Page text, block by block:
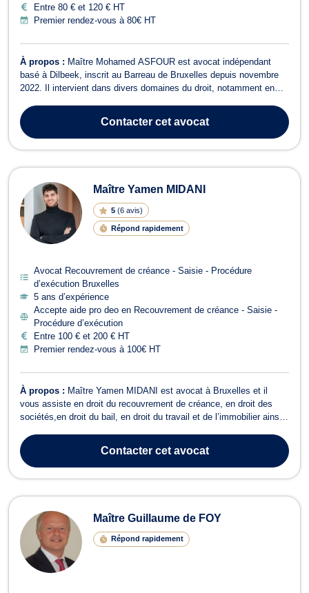
Entre 80 € et 120 € HT
Premier rendez-vous à 80€ HT
À propos : Maître Mohamed ASFOUR est avocat indépendant
basé à Dilbeek, inscrit au Barreau de Bruxelles depuis novembre
2022. Il intervient dans divers domaines du droit, notamment en
Civil, Divorce, Droit du Voisinage, Dommage Corporel et
Responsabilité civile, Droit P...
Contactercet avocat
Maître Yamen MIDANI
5 (6 avis)
Répond rapidement
Avocat Recouvrement de créance - Saisie - Procédure
d’exécution Bruxelles
5 ans d’expérience
Accepte aide pro deo en Recouvrement de créance - Saisie -
Procédure d’exécution
Entre 100 € et 200 € HT
Premier rendez-vous à 100€ HT
À propos : Maître Yamen MIDANI est avocat à Bruxelles et il
vous assiste en droit du recouvrement de créance, en droit des
sociétés,en droit du bail, en droit du travail et de l’immobilier ainsi
peut vous recevoir ou vous conseiller en appel/visioconférence.
Pour ce...
Contactercet avocat
Maître Guillaume de FOY
Répond rapidement